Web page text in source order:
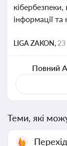
інформації та
LIGA ZAKON, 23
Повний
Теми, які